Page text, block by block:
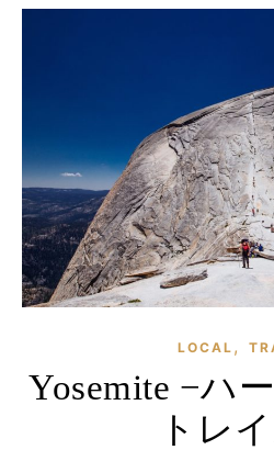
LOCAL ,
Yosemite −ハ
トレ